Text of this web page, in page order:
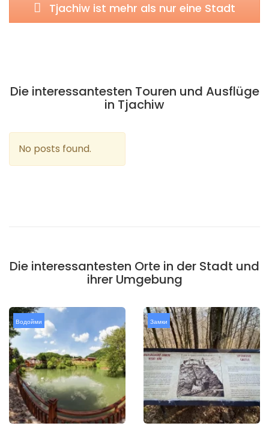
Tjachiw ist mehr als nur eine Stadt
Die interessantesten Touren und Ausflüge
in Tjachiw
No posts found.
Die interessantesten Orte in der Stadt und
ihrer Umgebung
Водойми Замки